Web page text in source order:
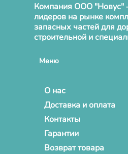
Компания ООО "Новус"
лидеров на рынке
запасных частей для
строительной и
Меню
О нас
Доставка и оплата
Контакты
Гарантии
Возврат товара